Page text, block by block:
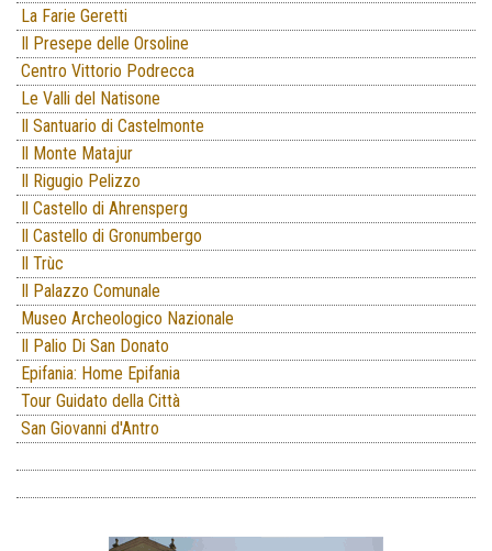
La Farie Geretti
Il Presepe delle Orsoline
Centro Vittorio Podrecca
Le Valli del Natisone
Il Santuario di Castelmonte
Il Monte Matajur
Il Rigugio Pelizzo
Il Castello di Ahrensperg
Il Castello di Gronumbergo
Il Trùc
Il Palazzo Comunale
Museo Archeologico Nazionale
Il Palio Di San Donato
Epifania: Home Epifania
Tour Guidato della Città
San Giovanni d'Antro